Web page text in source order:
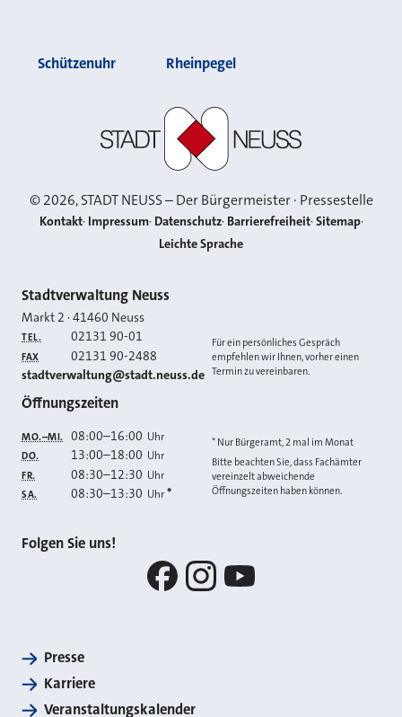
Schützenuhr Rheinpegel
©2026, STADT NEUSS – Der Bürgermeister · Pressestelle
Kontakt Impressum Datenschutz Barrierefreiheit Sitemap
Leichte Sprache
Kontakt
Stadtverwaltung Neuss
Markt 2 ·41460 Neuss
TEL. 02131 90-01
FAX 02131 90-2488
E-MAIL
stadtverwaltung@stadt.neuss.de
Für ein persönliches Gespräch
empfehlen wir Ihnen, vorher einen
Termin zu vereinbaren.
Öffnungszeiten
MO.–MI. 08:00–16:00 Uhr
DO. 13:00–18:00 Uhr
FR. 08:30–12:30 Uhr
SA. 08:30–13:30 Uhr *
* Nur Bürgeramt, 2 mal im Monat
Bitte beachten Sie, dass Fachämter
vereinzelt abweichende
Öffnungszeiten haben können.
Folgen Sie uns!
Presse
Karriere
Veranstaltungskalender